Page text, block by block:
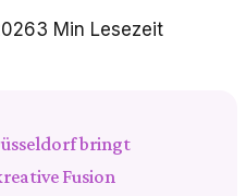
3 Min Lesezeit
bringt
Fusion